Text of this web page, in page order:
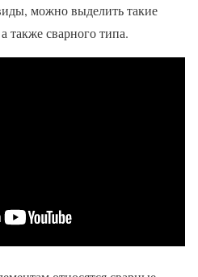
можно выделить такие
также сварного типа.